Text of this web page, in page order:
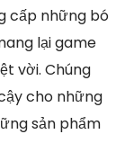
cấp những bó
lại game
vời. Chúng
cho những
sản phẩm